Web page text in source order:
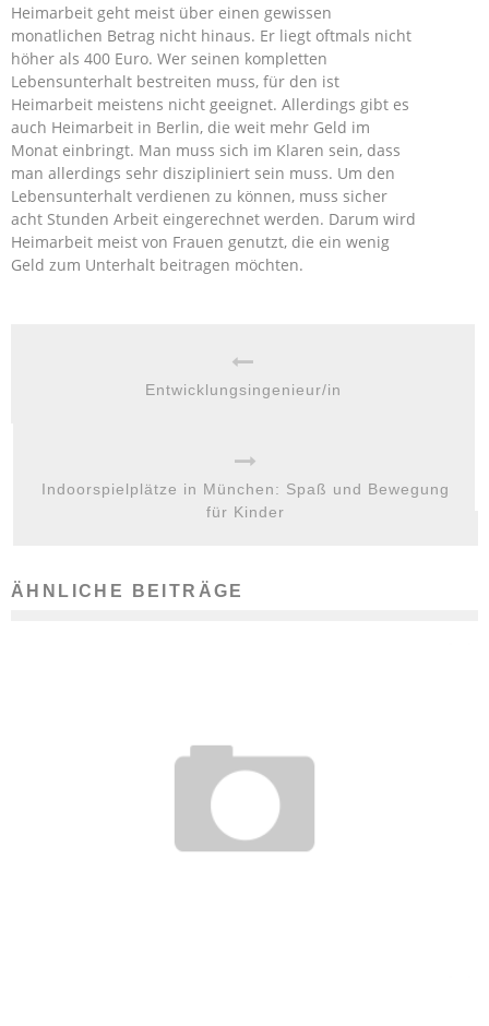
Heimarbeit geht meist über einen gewissen
monatlichen Betrag nicht hinaus. Er liegt oftmals nicht
höher als 400 Euro. Wer seinen kompletten
Lebensunterhalt bestreiten muss, für den ist
Heimarbeit meistens nicht geeignet. Allerdings gibt es
auch Heimarbeit in Berlin, die weit mehr Geld im
Monat einbringt. Man muss sich im Klaren sein, dass
man allerdings sehr diszipliniert sein muss. Um den
Lebensunterhalt verdienen zu können, muss sicher
acht Stunden Arbeit eingerechnet werden. Darum wird
Heimarbeit meist von Frauen genutzt, die ein wenig
Geld zum Unterhalt beitragen möchten.
Entwicklungsingenieur/in
Indoorspielplätze in München: Spaß und Bewegung
für Kinder
ÄHNLICHE BEITRÄGE